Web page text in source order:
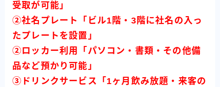
受取が可能」
②社名プレート「ビル1階・3階に社名の入っ
たプレートを設置」
②ロッカー利用「パソコン・書類・その他備
品など預かり可能」
③ドリンクサービス「1ヶ月飲み放題・来客の